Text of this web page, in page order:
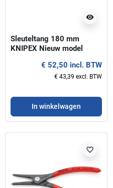
visibility
Sleuteltang 180 mm
KNIPEX Nieuw model
€ 52,50 incl. BTW
€ 43,39 excl. BTW
In winkelwagen
favorite_border